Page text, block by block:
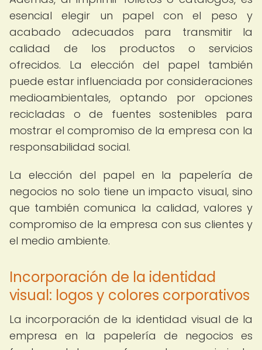
esencial elegir un papel con el peso y
acabado adecuados para transmitir la
calidad de los productos o servicios
ofrecidos. La elección del papel también
puede estar influenciada por consideraciones
medioambientales, optando por opciones
recicladas o de fuentes sostenibles para
mostrar el compromiso de la empresa con la
responsabilidad social.
La elección del papel en la papelería de
negocios no solo tiene un impacto visual, sino
que también comunica la calidad, valores y
compromiso de la empresa con sus clientes y
el medio ambiente.
Incorporación de la identidad
visual: logos y colores corporativos
La incorporación de la identidad visual de la
empresa en la papelería de negocios es